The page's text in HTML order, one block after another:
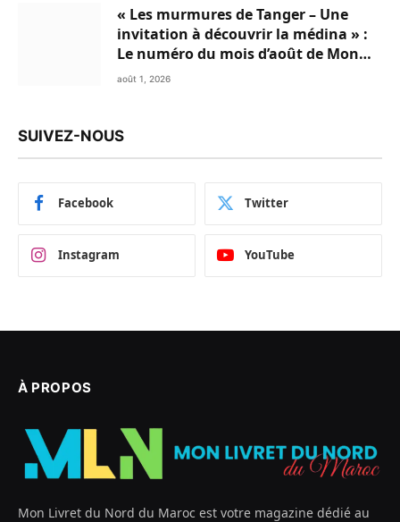
« Les murmures de Tanger – Une
invitation à découvrir la médina » :
Le numéro du mois d’août de Mon
Livret du Nord du Maroc est
août 1, 2026
SUIVEZ-NOUS
Facebook Twitter
Instagram YouTube
À PROPOS
Mon Livret du Nord du Maroc est votre magazine dédié au